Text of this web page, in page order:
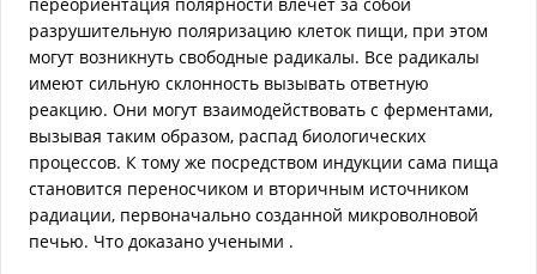
разрушительную поляризацию клеток пищи, при этом
могут возникнуть свободные радикалы. Все радикалы
имеют сильную склонность вызывать ответную
реакцию. Они могут взаимодействовать с ферментами,
вызывая таким образом, распад биологических
процессов. К тому же посредством индукции сама пища
становится переносчиком и вторичным источником
радиации, первоначально созданной микроволновой
печью. Что доказано учеными .